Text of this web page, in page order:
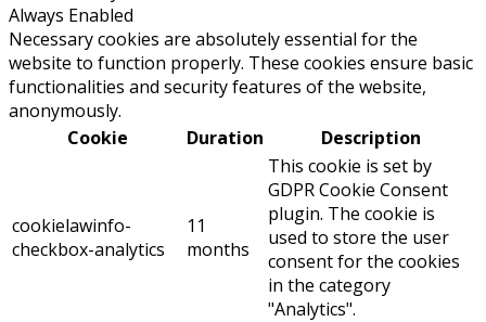
Always Enabled
Necessary cookies are absolutely essential for the
website to function properly. These cookies ensure basic
functionalities and security features of the website,
anonymously.
Cookie
Duration Description
cookielawinfo-
checkbox-analytics
11
months
This cookie is set by
GDPR Cookie Consent
plugin. The cookie is
used to store the user
consent for the cookies
in the category
"Analytics".